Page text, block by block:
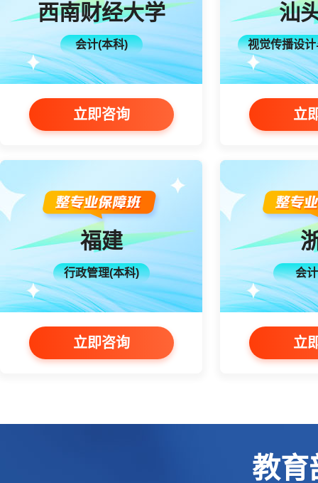
西南财经大学
会计(本科)
立即咨询
汕
视觉传播设
立
福建
行政管理(本科)
立即咨询
会
立
教育